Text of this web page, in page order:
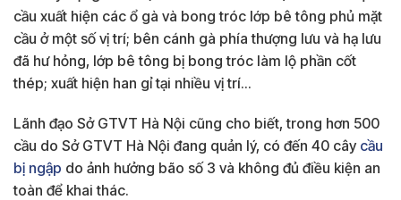
cầu xuất hiện các ổ gà và bong tróc lớp bê tông phủ mặt
cầu ở một số vị trí; bên cánh gà phía thượng lưu và hạ lưu
đã hư hỏng, lớp bê tông bị bong tróc làm lộ phần cốt
thép; xuất hiện han gỉ tại nhiều vị trí…
Lãnh đạo Sở GTVT Hà Nội cũng cho biết, trong hơn 500
cầu do Sở GTVT Hà Nội đang quản lý, có đến 40 cây cầu
bị ngập do ảnh hưởng bão số 3 và không đủ điều kiện an
toàn để khai thác.